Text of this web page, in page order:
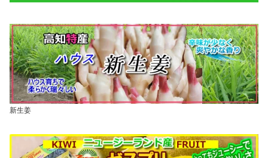
新生姜